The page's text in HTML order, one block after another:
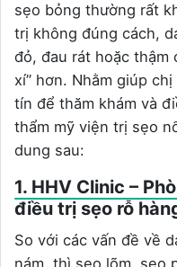
sẹo bỏng thường rất
trị không đúng cách,
đỏ, đau rát hoặc thậm
xí” hơn. Nhằm giúp
tín để thăm khám và
thẩm mỹ viện trị sẹo
dung sau:
1. HHV Clinic –
điều trị sẹo rỗ
So với các vấn đề về
nám thì sẹo lõm, sẹo